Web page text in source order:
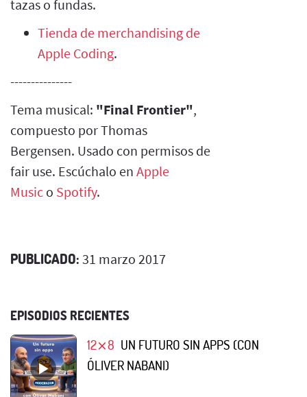
tazas o fundas.
Tienda de merchandising de
Apple Coding.
---------------
Tema musical: "Final Frontier",
compuesto por Thomas
Bergensen. Usado con permisos de
fair use. Escúchalo en Apple
Music o Spotify.
PUBLICADO: 31 marzo 2017
EPISODIOS RECIENTES
12⨯8 UN FUTURO SIN APPS (CON
ÓLIVER NABANI)